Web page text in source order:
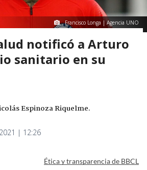
Francisco Longa | Agencia UNO
notificó a Arturo
sanitario en su
Espinoza Riquelme.
| 12:26
Ética y transparencia de BBCL